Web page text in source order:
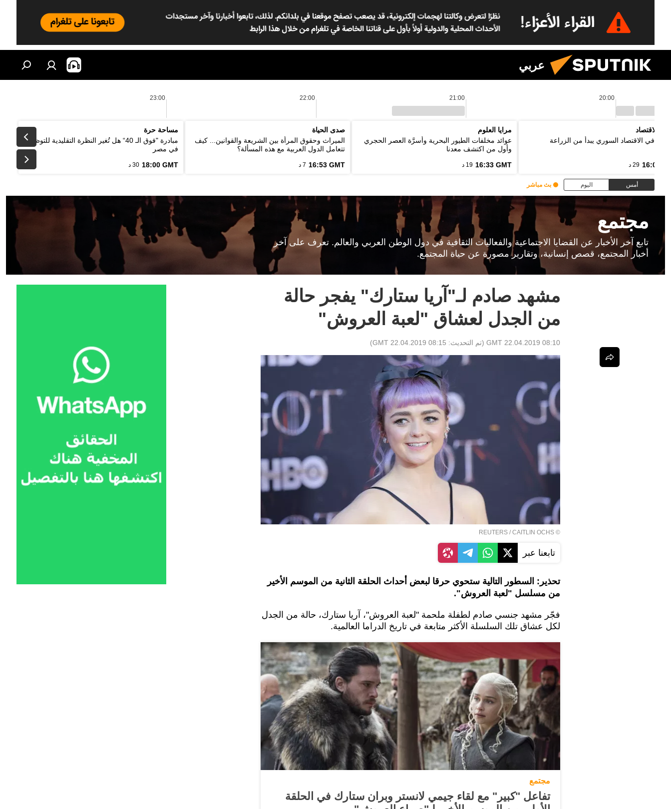
عربي
20:00
21:00
22:00
23:00
الاقتصاد
تعافي الاقتصاد السوري يبدأ من الزراعة
16:03 29 د
مرايا العلوم
عوائد مخلفات الطيور البحرية وأسرَّة العصر الحجري
وأول من اكتشف معدنا
16:33 GMT 19 د
صدى الحياة
الميراث وحقوق المرأة بين الشريعة والقوانين... كيف
تتعامل الدول العربية مع هذه المسألة؟
16:53 GMT 7 د
مساحة حرة
مبادرة "فوق الـ 40“ هل تُغير النظرة التقليدية للتوظيف
في مصر
18:00 GMT 30 د
أمس اليوم بث مباشر
مجتمع
تابع آخر الأخبار عن القضايا الاجتماعية والفعاليات الثقافية في دول الوطن العربي والعالم. تعرف على آخر
أخبار المجتمع، قصص إنسانية، وتقارير مصورة عن حياة المجتمع.
مشهد صادم لـ"آريا ستارك" يفجر حالة
من الجدل لعشاق "لعبة العروش"
08:10 GMT 22.04.2019 (تم التحديث: 08:15 GMT 22.04.2019
)
©
REUTERS / CAITLIN OCHS
تابعنا عبر
تحذير: السطور التالية ستحوي حرقا لبعض أحداث الحلقة الثانية من الموسم الأخير
من مسلسل "لعبة العروش".
فجّر مشهد جنسي صادم لطفلة ملحمة "لعبة العروش"، آريا ستارك، حالة من الجدل
لكل عشاق تلك السلسلة الأكثر متابعة في تاريخ الدراما العالمية.
مجتمع
تفاعل "كبير" مع لقاء جيمي لانستر وبران ستارك في الحلقة